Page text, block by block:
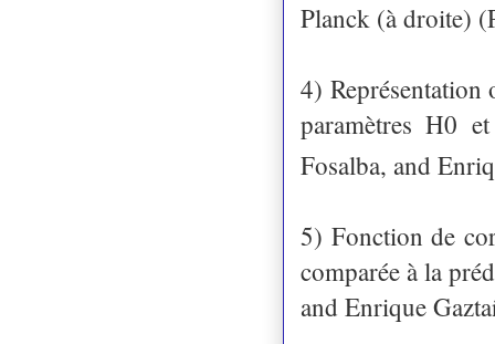
Planck (à droite)
4) Représentation
paramètres H0
Fosalba, and
5) Fonction de
comparée à la
and Enrique